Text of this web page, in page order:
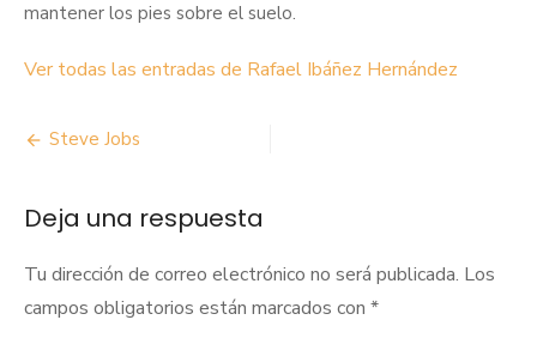
mantener los pies sobre el suelo.
Ver todas las entradas de Rafael Ibáñez Hernández
Navegación
entradas
Steve Jobs
Deja una respuesta
Tu dirección de correo electrónico no será publicada. Los
campos obligatorios están marcados con *